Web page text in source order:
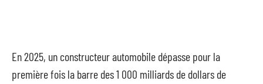
En 2025, un constructeur automobile dépasse pour la
première fois la barre des 1 000 milliards de dollars de